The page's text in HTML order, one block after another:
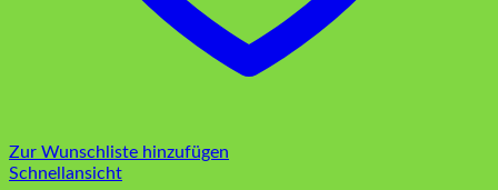
Zur Wunschliste hinzufügen
Schnellansicht